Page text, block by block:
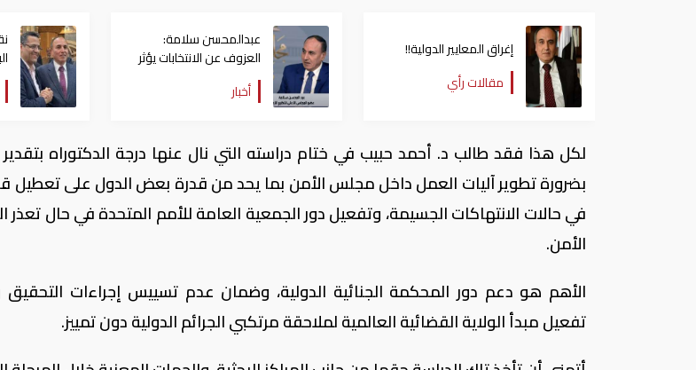
إغراق المعايير الدولية!!
مقالات رأي
عبدالمحسن سلامة:
العزوف عن الانتخابات يؤثر
على المستقبل السياسي
للدولة
أخبار
لكل هذا فقد طالب د. أحمد حبيب في ختام دراسته التي نال عنها درجة الدكتوراه
بضرورة تطوير آليات العمل داخل مجلس الأمن بما يحد من قدرة بعض الدول على تعطيل
في حالات الانتهاكات الجسيمة، وتفعيل دور الجمعية العامة للأمم المتحدة في حال
الأمن.
الأهم هو دعم دور المحكمة الجنائية الدولية، وضمان عدم تسييس إجراءات التحقيق
تفعيل مبدأ الولاية القضائية العالمية لملاحقة مرتكبي الجرائم الدولية دون تمييز.